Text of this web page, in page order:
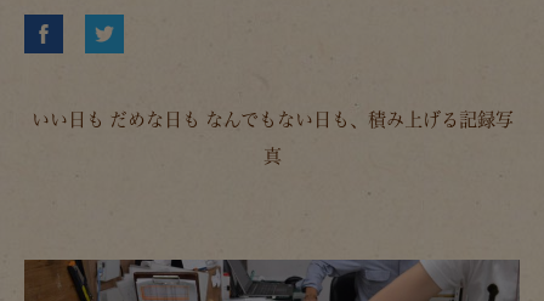
いい日も だめな日も なんでもない日も、積み上げる記録写
真